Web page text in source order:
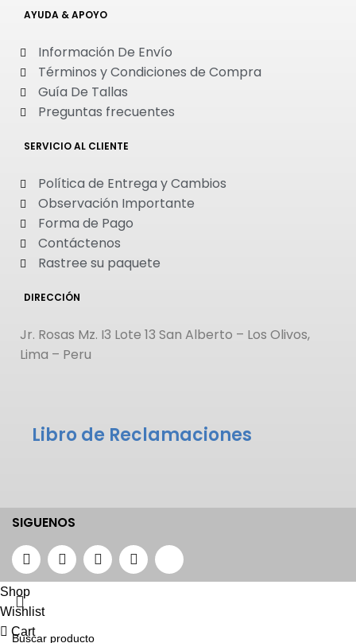
AYUDA & APOYO
Información De Envío
Términos y Condiciones de Compra
Guía De Tallas
Preguntas frecuentes
SERVICIO AL CLIENTE
Política de Entrega y Cambios
Observación Importante
Forma de Pago
Contáctenos
Rastree su paquete
DIRECCIÓN
Jr. Rosas Mz. I3 Lote 13 San Alberto – Los Olivos,
Lima – Peru
Libro de Reclamaciones
SIGUENOS
Shop
Wishlist
Cart